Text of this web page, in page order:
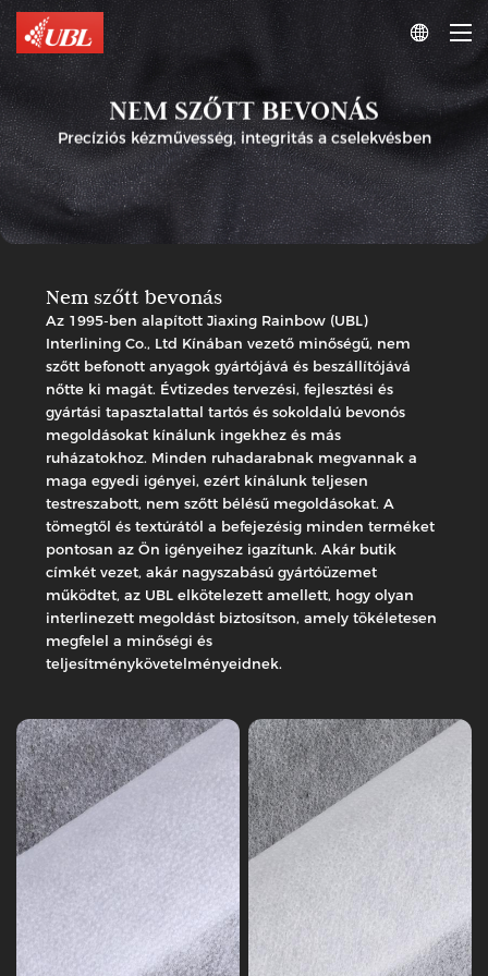

NEM SZŐTT BEVONÁS
Precíziós kézművesség, integritás a cselekvésben
Nem szőtt bevonás
Az 1995-ben alapított Jiaxing Rainbow (UBL)
Interlining Co., Ltd Kínában vezető minőségű, nem
szőtt befonott anyagok gyártójává és beszállítójává
nőtte ki magát. Évtizedes tervezési, fejlesztési és
gyártási tapasztalattal tartós és sokoldalú bevonós
megoldásokat kínálunk ingekhez és más
ruházatokhoz. Minden ruhadarabnak megvannak a
maga egyedi igényei, ezért kínálunk teljesen
testreszabott, nem szőtt bélésű megoldásokat. A
tömegtől és textúrától a befejezésig minden terméket
pontosan az Ön igényeihez igazítunk. Akár butik
címkét vezet, akár nagyszabású gyártóüzemet
működtet, az UBL elkötelezett amellett, hogy olyan
interlinezett megoldást biztosítson, amely tökéletesen
megfelel a minőségi és
teljesítménykövetelményeidnek.
szőtt
bevonás
Nylon
Nem
szőtt
bevonatú
Nem
szőtt
bevonás
Nejlon
poliészter
kevert
szőtt
sorozat
Nem
bevonás
Nejlon
poliészter
Nem
szőtt
bevonás
Poliészter